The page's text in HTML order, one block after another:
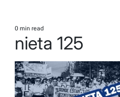
Estimated
read
time
0 min read
nieta 125